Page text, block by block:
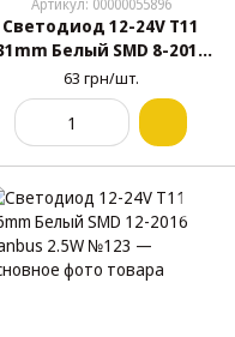
Артикул: 00000055896
Светодиод 12-24V T11
Белый SMD 8-2016
Canbus 160Lm №110
63 грн/шт.